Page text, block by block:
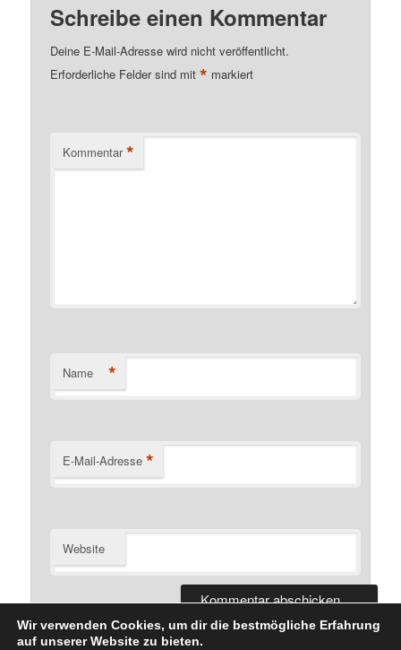
Schreibe einen Kommentar
Deine E-Mail-Adresse wird nicht veröffentlicht.
Erforderliche Felder sind mit* markiert
Kommentar *
Name *
E-Mail-Adresse *
Website
Wir verwenden Cookies, um dir die bestmögliche Erfahrung
auf unserer Website zu bieten.